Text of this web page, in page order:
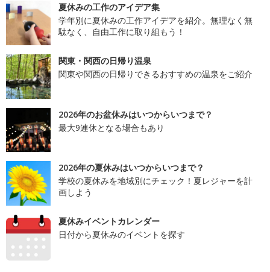
夏休みの工作のアイデア集
学年別に夏休みの工作アイデアを紹介。無理なく無
駄なく、自由工作に取り組もう！
関東・関西の日帰り温泉
関東や関西の日帰りできるおすすめの温泉をご紹介
2026年のお盆休みはいつからいつまで？
最大9連休となる場合もあり
2026年の夏休みはいつからいつまで？
学校の夏休みを地域別にチェック！夏レジャーを計
画しよう
夏休みイベントカレンダー
日付から夏休みのイベントを探す